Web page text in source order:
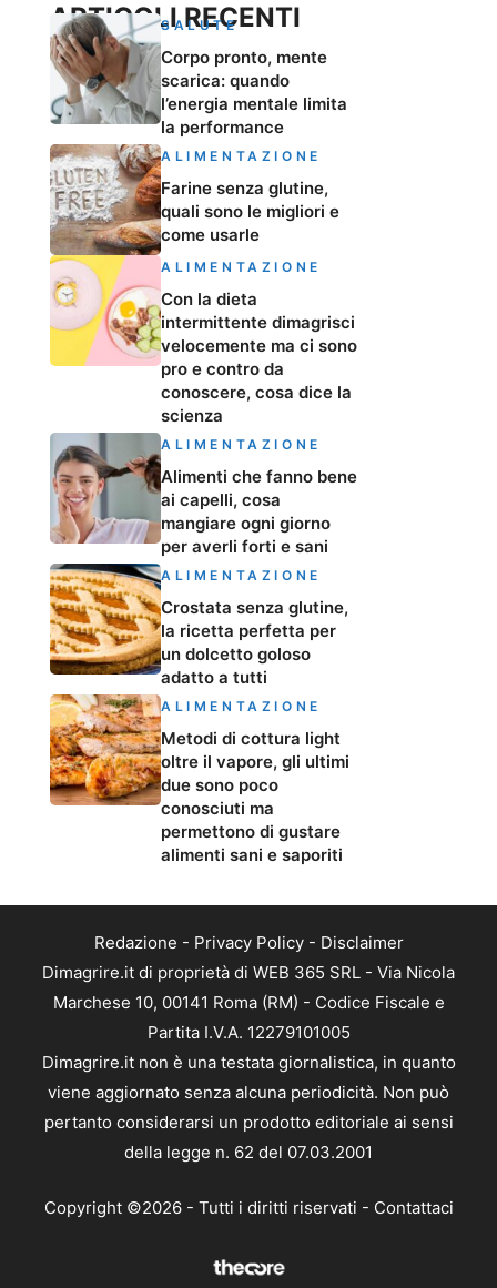
ARTICOLI RECENTI
SALUTE
Corpo pronto, mente
scarica: quando
l’energia mentale limita
la performance
ALIMENTAZIONE
Farine senza glutine,
quali sono le migliori e
come usarle
ALIMENTAZIONE
Con la dieta
intermittente dimagrisci
velocemente ma ci sono
pro e contro da
conoscere, cosa dice la
scienza
ALIMENTAZIONE
Alimenti che fanno bene
ai capelli, cosa
mangiare ogni giorno
per averli forti e sani
ALIMENTAZIONE
Crostata senza glutine,
la ricetta perfetta per
un dolcetto goloso
adatto a tutti
ALIMENTAZIONE
Metodi di cottura light
oltre il vapore, gli ultimi
due sono poco
conosciuti ma
permettono di gustare
alimenti sani e saporiti
Redazione - Privacy Policy- Disclaimer
Dimagrire.it di proprietà di WEB 365 SRL - Via Nicola
Marchese 10, 00141 Roma (RM) - Codice Fiscale e
Partita I.V.A. 12279101005
Dimagrire.it non è una testata giornalistica, in quanto
viene aggiornato senza alcuna periodicità. Non può
pertanto considerarsi un prodotto editoriale ai sensi
della legge n. 62 del 07.03.2001
Copyright ©2026 - Tutti i diritti riservati - Contattaci